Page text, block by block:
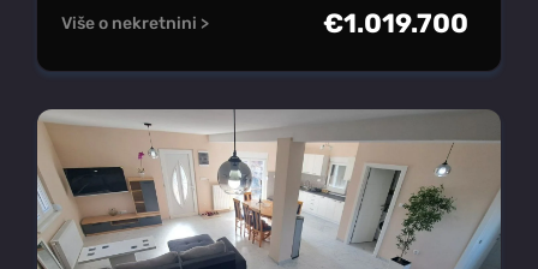
Više o nekretnini > €1.019.700